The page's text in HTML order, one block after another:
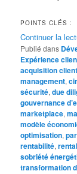
POINTS CLÉS :
Continuer la
Publié dans
Expérience
acquisition client
management,
sécurité,due
gouvernance
marketplace,
modèle
optimisation,
rentabilité,
sobriété
transformation